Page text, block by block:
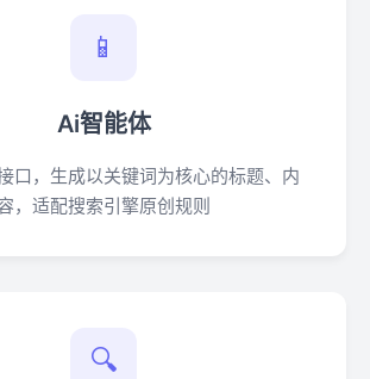
📱
Ai智能体
口，生成以关键词为核心的标题、内
，适配搜索引擎原创规则
🔍